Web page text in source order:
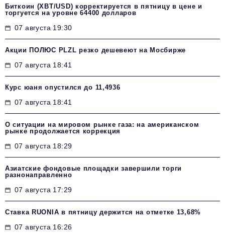
Биткоин (XBT/USD) корректируется в пятницу в цене и
торгуется на уровне 64400 долларов
07 августа 19:30
Акции ПОЛЮС PLZL резко дешевеют на Мосбирже
07 августа 18:41
Курс юаня опустился до 11,4936
07 августа 18:41
О ситуации на мировом рынке газа: на американском
рынке продолжается коррекция
07 августа 18:29
Азиатские фондовые площадки завершили торги
разнонаправленно
07 августа 17:29
Ставка RUONIA в пятницу держится на отметке 13,68%
07 августа 16:26